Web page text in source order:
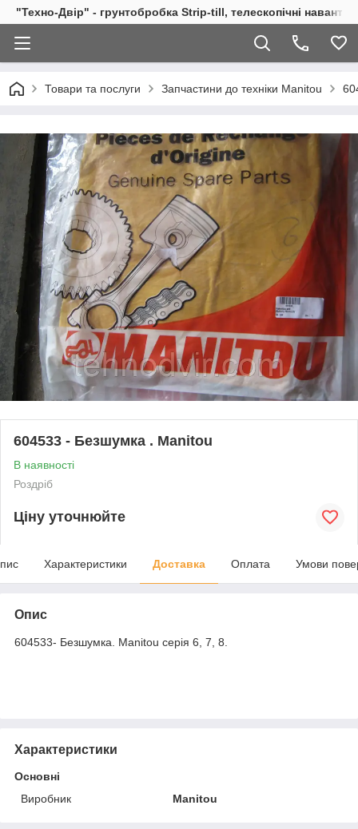
"Техно-Двір" - грунтобробка Strip-till, телескопічні
Товари та послуги Запчастини до техніки Manitou
604533 - Безшумка . Manitou
В наявності
Роздріб
Ціну уточнюйте
Характеристики Доставка Оплата Умови
Опис
604533- Безшумка. Manitou cерія 6, 7, 8.
Характеристики
Основні
Виробник
Manitou